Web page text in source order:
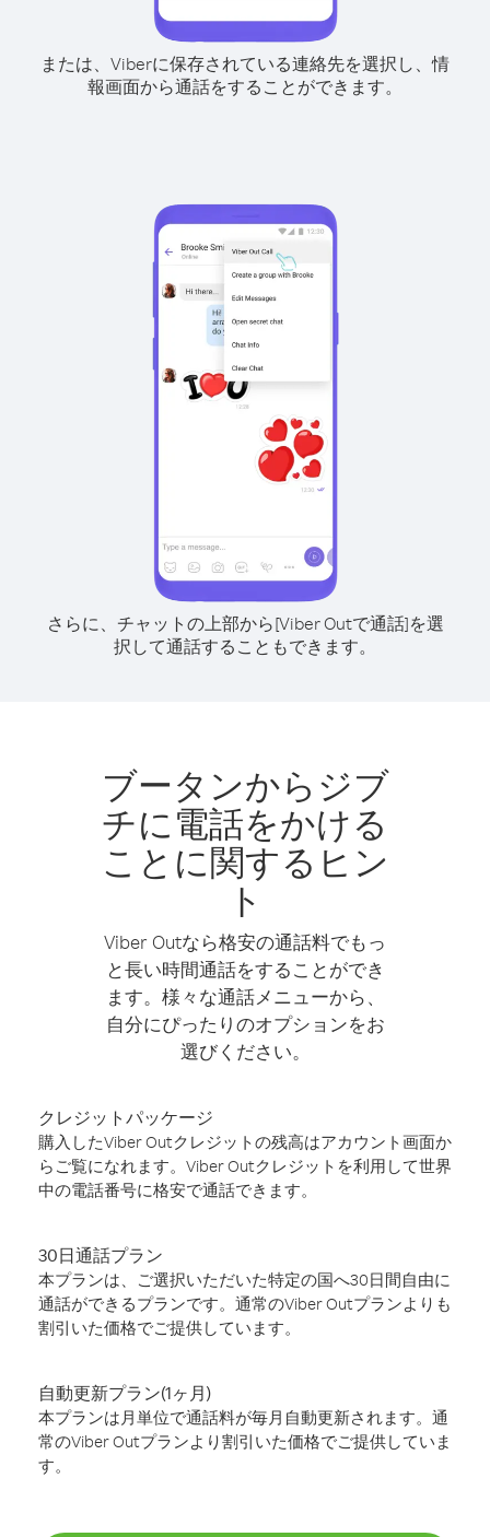
または、Viberに保存されている連絡先を選択し、情
報画面から通話をすることができます。
さらに、チャットの上部から[Viber Outで通話]を選
択して通話することもできます。
ブータンからジブ
チに電話をかける
ことに関するヒン
ト
Viber Outなら格安の通話料でもっ
と長い時間通話をすることができ
ます。様々な通話メニューから、
自分にぴったりのオプションをお
選びください。
クレジットパッケージ
購入したViber Outクレジットの残高はアカウント画面か
らご覧になれます。Viber Outクレジットを利用して世界
中の電話番号に格安で通話できます。
30日通話プラン
本プランは、ご選択いただいた特定の国へ30日間自由に
通話ができるプランです。通常のViber Outプランよりも
割引いた価格でご提供しています。
自動更新プラン(1ヶ月)
本プランは月単位で通話料が毎月自動更新されます。通
常のViber Outプランより割引いた価格でご提供していま
す。